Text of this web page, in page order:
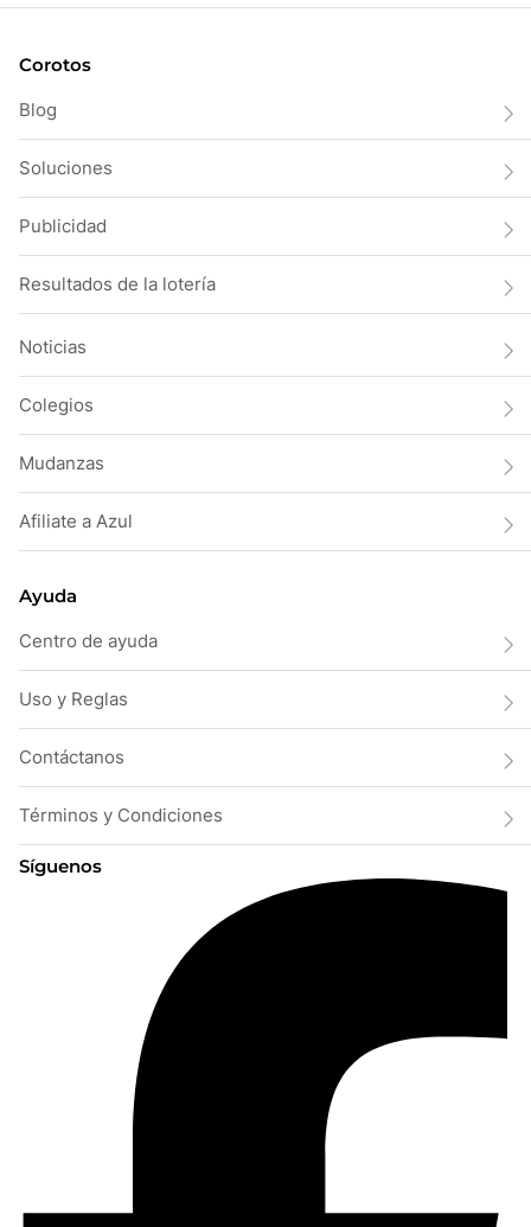
Corotos
Blog
Soluciones
Publicidad
Resultados de la lotería
Noticias
Colegios
Mudanzas
Afiliate a Azul
Ayuda
Centro de ayuda
Uso y Reglas
Contáctanos
Términos y Condiciones
Síguenos